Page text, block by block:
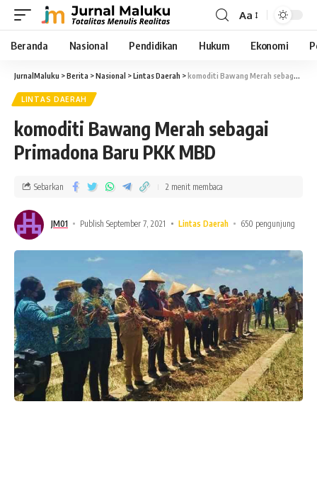
Aa
Beranda Nasional Pendidikan Hukum Ekonomi
JurnalMaluku >Berita >Nasional >Lintas Daerah >komoditi Bawang Merah sebagai Primadona Baru PKK MBD
LINTAS DAERAH
komoditi Bawang Merah sebagai
Primadona Baru PKK MBD
JM01 Publish September 7, 2021 Lintas Daerah 650 pengunjung
Sebarkan 2 menit membaca